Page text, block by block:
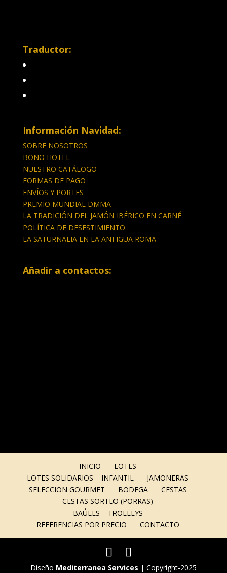
Traductor:
Información Navidad:
SOBRE NOSOTROS
BONO HOTEL
NUESTRO CATÁLOGO
FORMAS DE PAGO
ENVÍOS Y PORTES
PREMIO MUNDIAL DMMA
LA TRADICIÓN DEL JAMÓN IBÉRICO EN CARNÉ
POLÍTICA DE DESESTIMIENTO
LA SATURNALIA EN LA ANTIGUA ROMA
Añadir a contactos:
INICIO
LOTES
LOTES SOLIDARIOS – INFANTIL
JAMONERAS
SELECCION GOURMET
BODEGA
CESTAS
CESTAS SORTEO (PORRAS)
BAÚLES – TROLLEYS
REFERENCIAS POR PRECIO
CONTACTO
Diseño Mediterranea Services | Copyright-2025